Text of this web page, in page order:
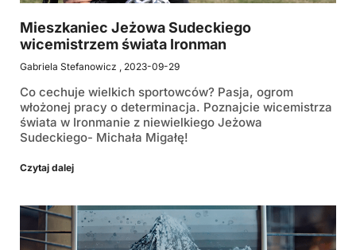
Mieszkaniec Jeżowa Sudeckiego
wicemistrzem świata Ironman
Gabriela Stefanowicz 2023-09-29
Co cechuje wielkich sportowców? Pasja, ogrom
włożonej pracy o determinacja. Poznajcie wicemistrza
świata w Ironmanie z niewielkiego Jeżowa
Sudeckiego- Michała Migałę!
Czytaj dalej